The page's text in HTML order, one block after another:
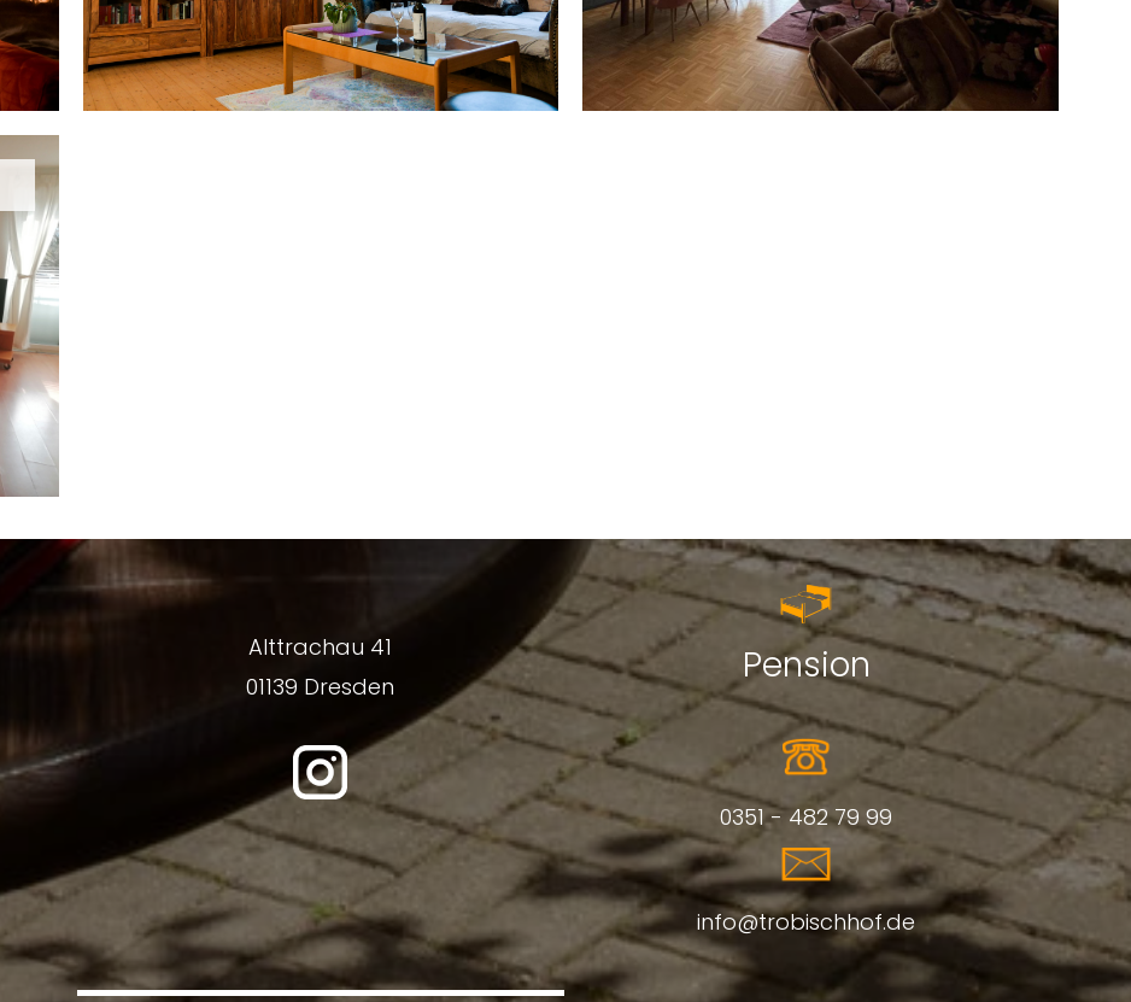
Alttrachau 41
01139 Dresden
Pension
0351 - 482 79 99
info@trobischhof.de